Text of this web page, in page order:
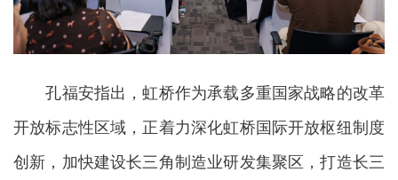
孔福安指出，虹桥作为承载多重国家战略的改革
开放标志性区域，正着力深化虹桥国际开放枢纽制度
创新，加快建设长三角制造业研发集聚区，打造长三